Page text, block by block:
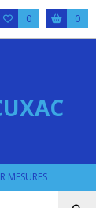
0 0
MESURES